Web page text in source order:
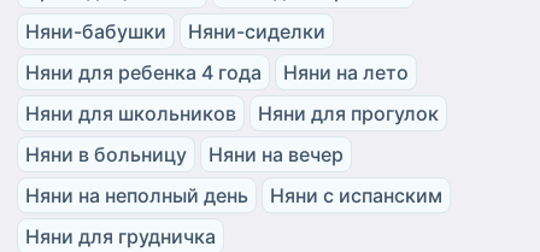
Няни-бабушки
Няни-сиделки
Няни для ребенка 4 года
Няни на лето
Няни для школьников
Няни для прогулок
Няни в больницу
Няни на вечер
Няни на неполный день
Няни с испанским
Няни для грудничка